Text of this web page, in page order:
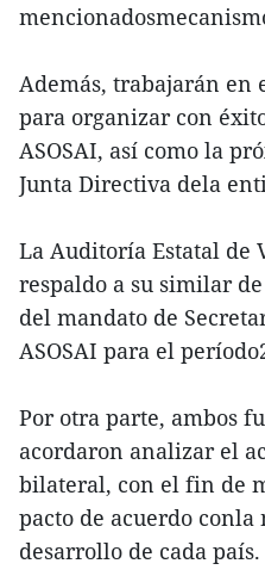
Además, trabajarán en
para organizar con
ASOSAI, así como la
Junta Directiva dela
La Auditoría Estatal de
respaldo a su similar
del mandato de
ASOSAI para el
Por otra parte, ambos
acordaron analizar el
bilateral, con el fin de
pacto de acuerdo conla
desarrollo de cada país.